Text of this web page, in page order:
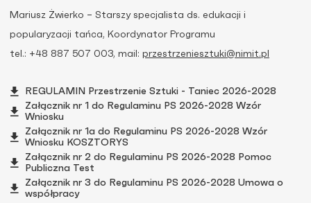
Mariusz Żwierko – Starszy specjalista ds. edukacji i
popularyzacji tańca, Koordynator Programu
tel.: +48 887 507 003, mail: przestrzeniesztuki@nimit.pl
REGULAMIN Przestrzenie Sztuki - Taniec 2026-2028
Załącznik nr 1 do Regulaminu PS 2026-2028 Wzór
Wniosku
Załącznik nr 1a do Regulaminu PS 2026-2028 Wzór
Wniosku KOSZTORYS
Załącznik nr 2 do Regulaminu PS 2026-2028 Pomoc
Publiczna Test
Załącznik nr 3 do Regulaminu PS 2026-2028 Umowa o
współpracy